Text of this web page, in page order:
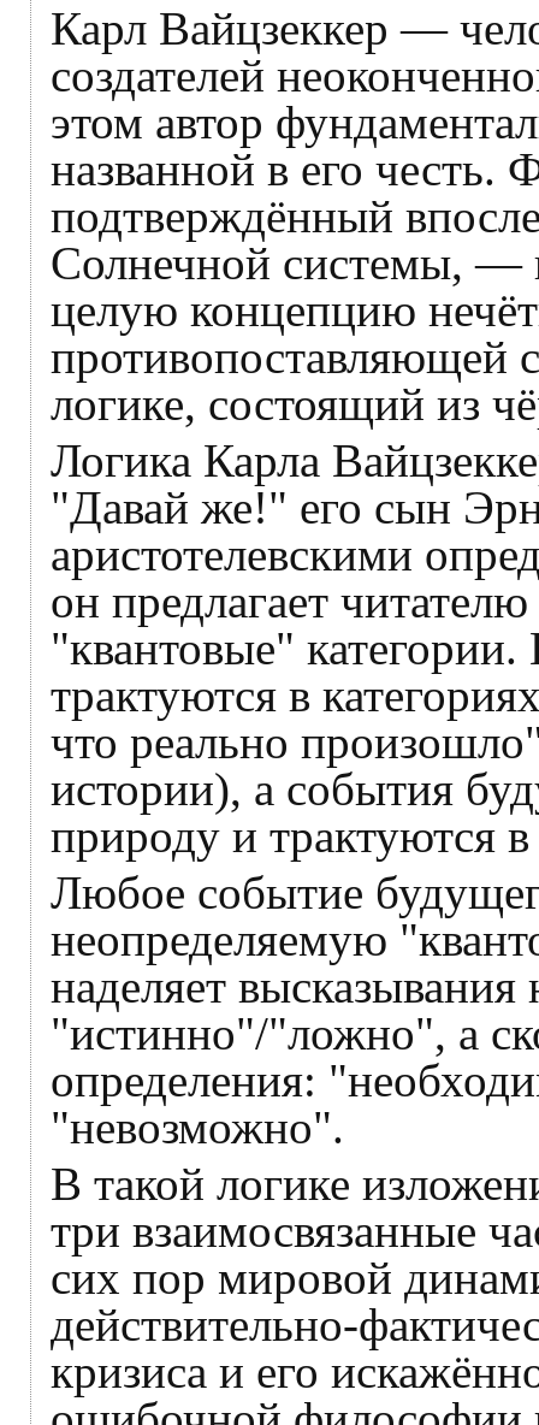
Карл Вайцзеккер —
создателей
этом автор
названной в его честь.
подтверждённый
Солнечной системы, —
целую концепцию
противопоставляющей
логике, состоящий из
Логика Карла
"Давай же!" его сын
аристотелевскими
он предлагает
"квантовые"
трактуются в
что реально
истории), а события
природу и трактуются
Любое событие
неопределяемую
наделяет
"истинно"/"ложно", а
определения:
"невозможно".
В такой логике
три взаимосвязанные
сих пор мировой
действительно-
кризиса и его